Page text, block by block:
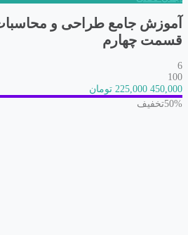
آموزش جامع طراحی و
قسمت چهارم
6
100
450,000 225,000 تومان
50%تخفیف